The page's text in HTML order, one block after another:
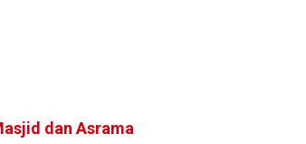
dan Asrama